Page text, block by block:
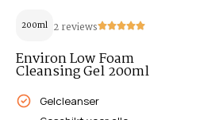
200ml 2 reviews
Environ Low Foam
Cleansing Gel 200ml
Gelcleanser